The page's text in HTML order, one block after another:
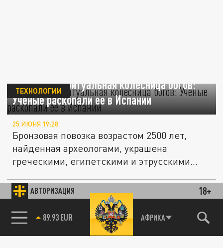
АВТОРИЗАЦИЯ 18+
85.64 BRENT АФРИКА
Загадочная ритуальная колесница богов:
Ученые раскопали ее в Испании
ТЕХНОЛОГИИ
25 ИЮНЯ 19:28
Бронзовая повозка возрастом 2500 лет,
найденная археологами, украшена
греческими, египетскими и этрусскими...
ОБЩЕСТВО